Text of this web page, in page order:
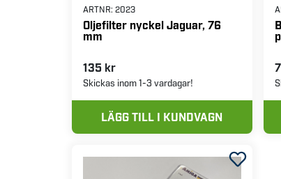
ARTNR: 2023
Oljefilter nyckel Jaguar, 76
mm
135 kr
Skickas inom 1-3 vardagar!
LÄGG TILL I KUNDVAGN